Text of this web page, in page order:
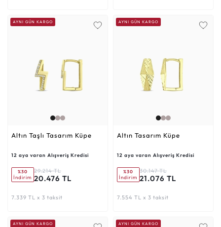
AYNI GÜN KARGO
Altın Taşlı Tasarım Küpe
12 aya varan Alışveriş Kredisi
%30
İndirim
29.214 TL
20.476 TL
7.339 TL x 3 taksit
AYNI GÜN KARGO
Altın Tasarım Küpe
12 aya varan Alışveriş Kredisi
%30
İndirim
30.147 TL
21.076 TL
7.554 TL x 3 taksit
AYNI GÜN KARGO AYNI GÜN KARGO